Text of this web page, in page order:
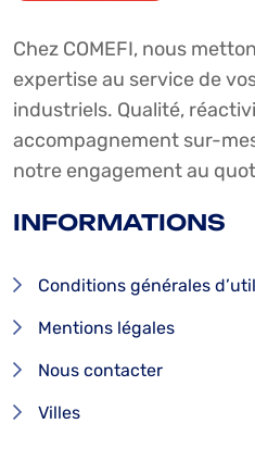
Chez COMEFI, nous
expertise au service de
industriels. Qualité,
accompagnement sur-
notre engagement au
INFORMATIONS
Conditions générales
Mentions légales
Nous contacter
Villes